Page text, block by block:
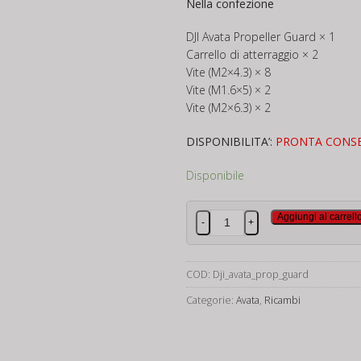
Nella confezione
DJI Avata Propeller Guard × 1
Carrello di atterraggio × 2
Vite (M2×4.3) × 8
Vite (M1.6×5) × 2
Vite (M2×6.3) × 2
DISPONIBILITA’: PRONTA
Disponibile
DJI
Avata
Guard
quantità
- +
Aggiungi al
COD: Dji_avata_prop_guard
Categorie: Avata, Ricambi